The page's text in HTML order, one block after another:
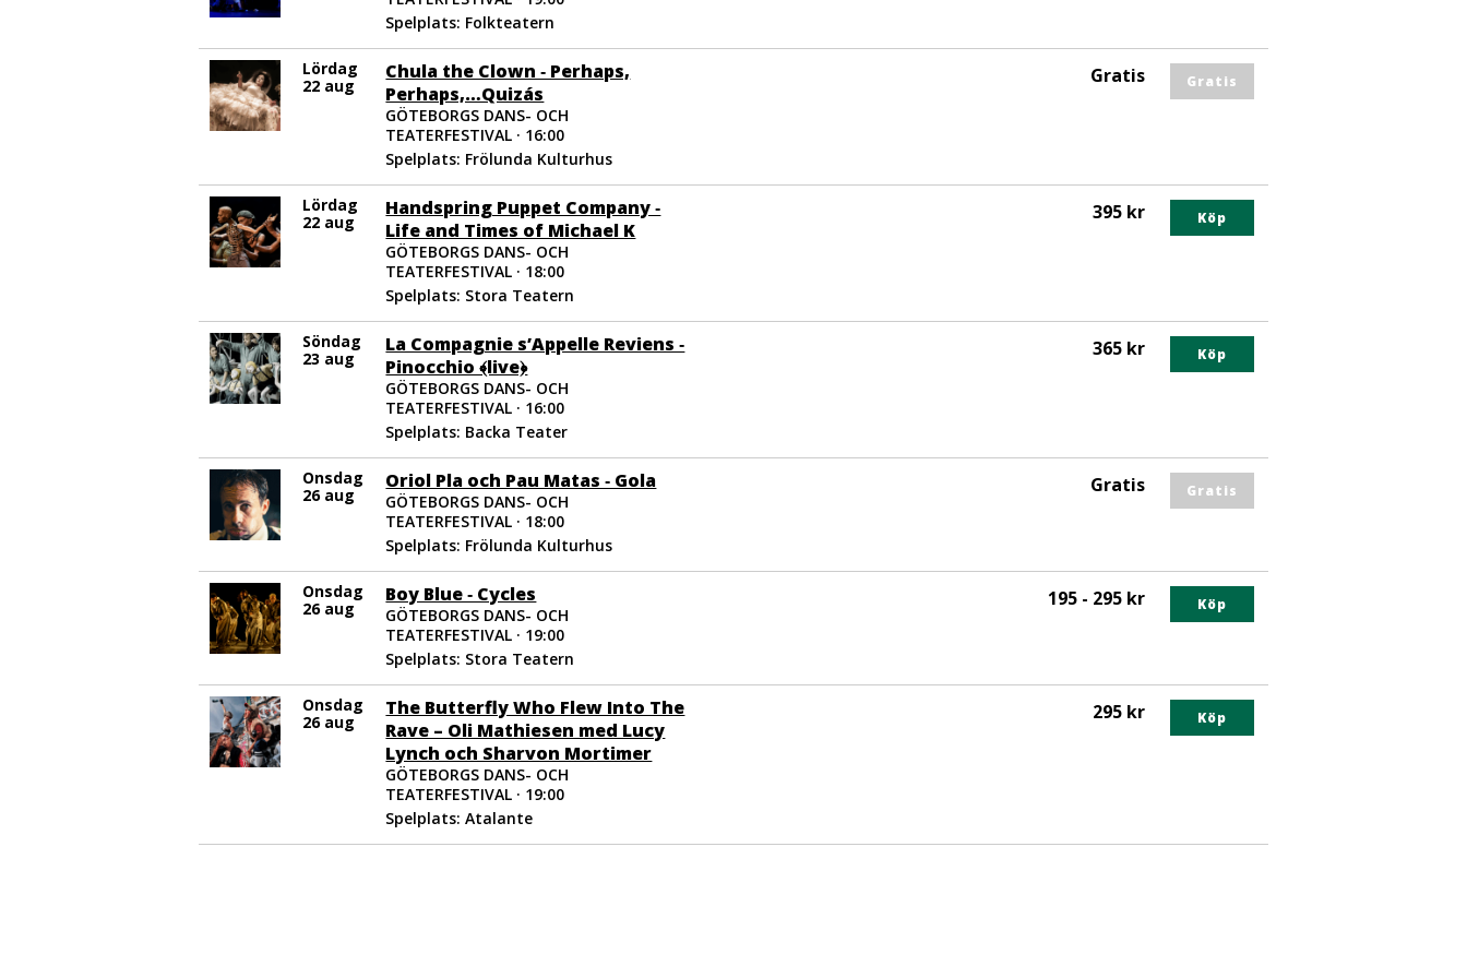
Spelplats: Folkteatern
Lördag
22 aug
Chula the Clown ‐ Perhaps,
Perhaps,…Quizás
GÖTEBORGS DANS- OCH
TEATERFESTIVAL · 16:00
Spelplats: Frölunda Kulturhus
Gratis Gratis
Lördag
22 aug
Handspring Puppet Company ‐
Life and Times of Michael K
GÖTEBORGS DANS- OCH
TEATERFESTIVAL · 18:00
Spelplats: Stora Teatern
395 kr Köp
Söndag
23 aug
La Compagnie s’Appelle Reviens ‐
Pinocchio ﴾live﴿
GÖTEBORGS DANS- OCH
TEATERFESTIVAL · 16:00
Spelplats: Backa Teater
365 kr Köp
Onsdag
26 aug
Oriol Pla och Pau Matas ‐ Gola
GÖTEBORGS DANS- OCH
TEATERFESTIVAL · 18:00
Spelplats: Frölunda Kulturhus
Gratis Gratis
Onsdag
26 aug
Boy Blue ‐ Cycles
GÖTEBORGS DANS- OCH
TEATERFESTIVAL · 19:00
Spelplats: Stora Teatern
195 - 295 kr Köp
Onsdag
26 aug
The Butterfly Who Flew Into The
Rave – Oli Mathiesen med Lucy
Lynch och Sharvon Mortimer
GÖTEBORGS DANS- OCH
TEATERFESTIVAL · 19:00
Spelplats: Atalante
295 kr Köp